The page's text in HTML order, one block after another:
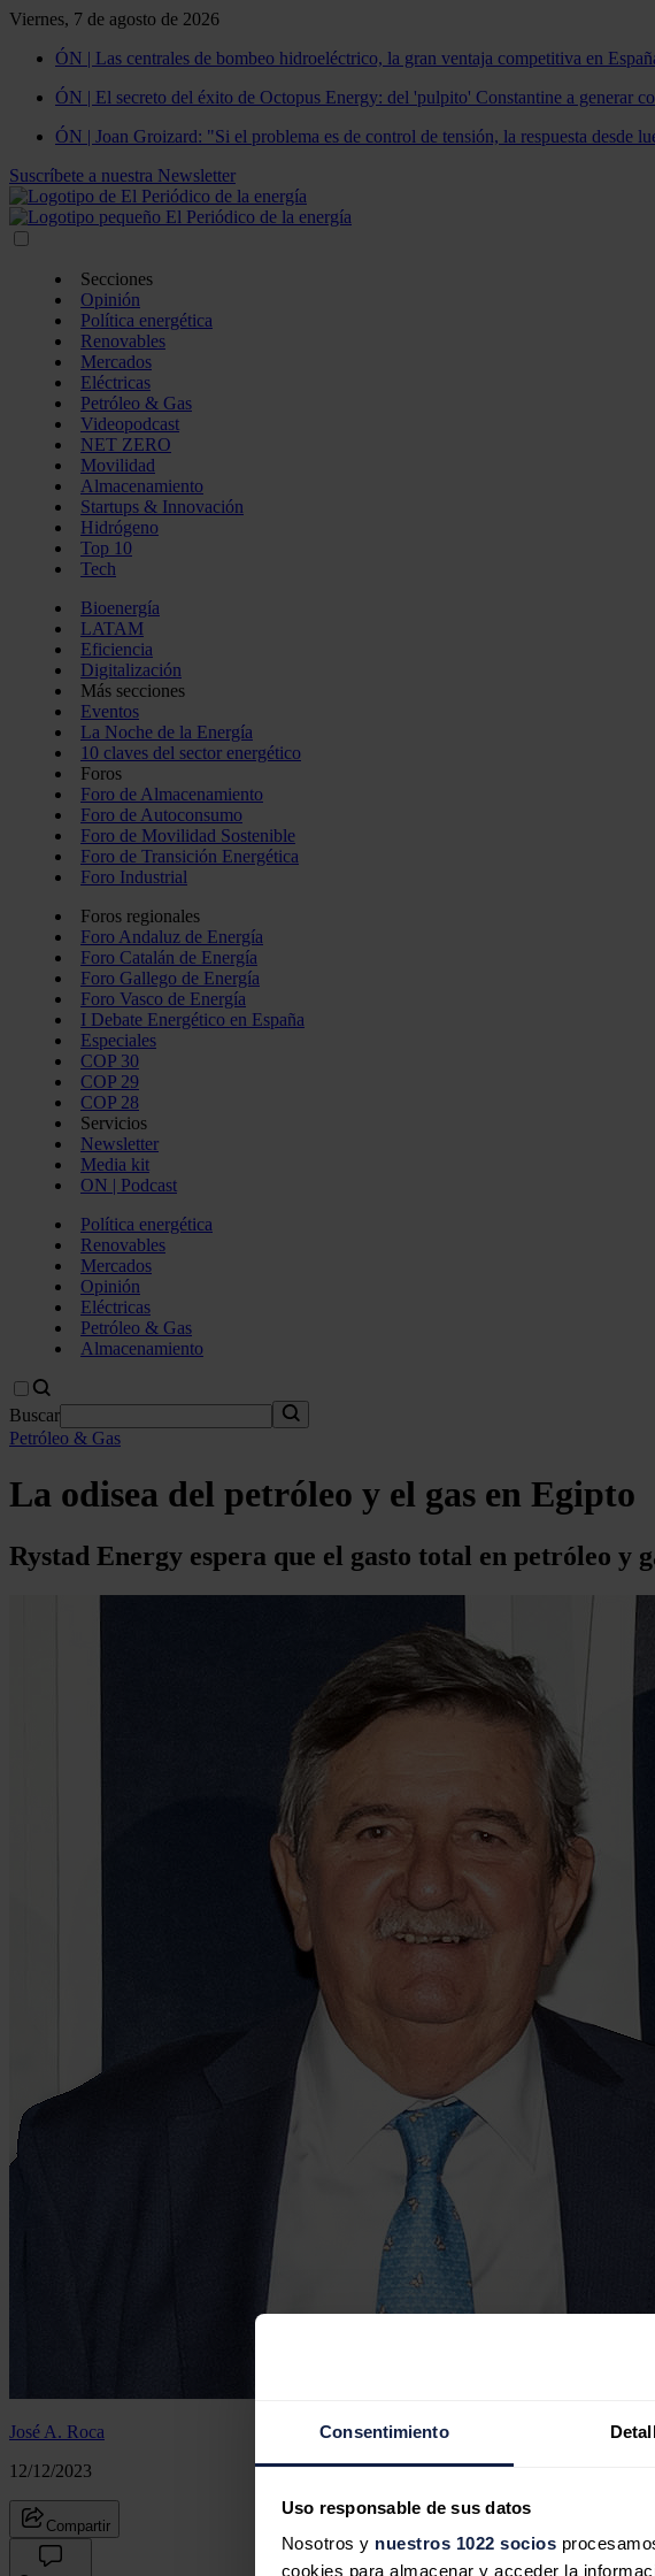
Consentimiento
Uso responsable de sus datos
Nosotros y nuestros 1022 socios
cookies para almacenar y acceder la
Viernes, 7 de agosto de 2026
ÓN | Las centrales de bombeo hidroeléctrico, la gran ventaja competitiva en
ÓN | El secreto del éxito de Octopus Energy: del 'pulpito' Constantine a generar
ÓN | Joan Groizard: "Si el problema es de control de tensión, la respuesta desde
Suscríbete a nuestra Newsletter
Secciones
Opinión
Política energética
Renovables
Mercados
Eléctricas
Petróleo & Gas
Videopodcast
NET ZERO
Movilidad
Almacenamiento
Startups & Innovación
Hidrógeno
Top 10
Tech
Bioenergía
LATAM
Eficiencia
Digitalización
Más secciones
Eventos
La Noche de la Energía
10 claves del sector energético
Foros
Foro de Almacenamiento
Foro de Autoconsumo
Foro de Movilidad Sostenible
Foro de Transición Energética
Foro Industrial
Foros regionales
Foro Andaluz de Energía
Foro Catalán de Energía
Foro Gallego de Energía
Foro Vasco de Energía
I Debate Energético en España
Especiales
COP 30
COP 29
COP 28
Servicios
Newsletter
Media kit
ON | Podcast
Política energética
Renovables
Mercados
Opinión
Eléctricas
Petróleo & Gas
Almacenamiento
Buscar
Petróleo & Gas
La odisea del petróleo y el gas en Egipto
Rystad Energy espera que el gasto total en petróleo y
José A. Roca
12/12/2023
Compartir